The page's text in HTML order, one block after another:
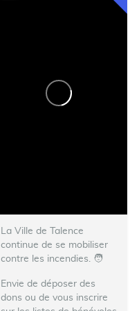
La Ville de Talence
continue de se mobiliser
contre les incendies. ‍🧑‍
Envie de déposer des
dons ou de vous inscrire